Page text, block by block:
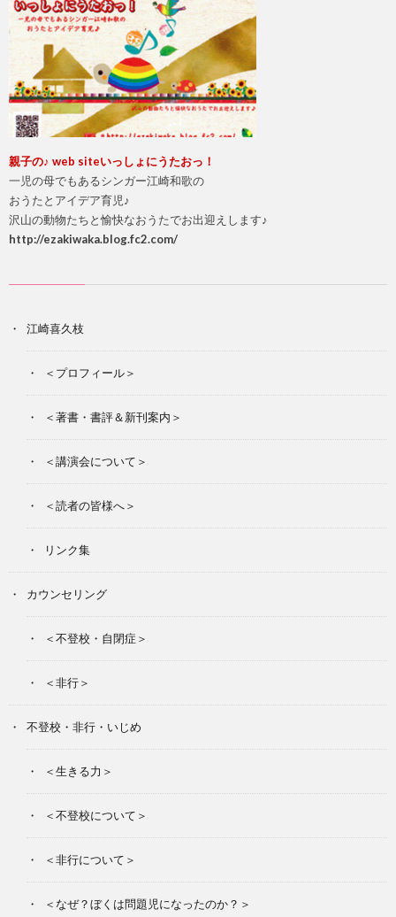
親子の♪ web siteいっしょにうたおっ！
一児の母でもあるシンガー江崎和歌の
おうたとアイデア育児♪
沢山の動物たちと愉快なおうたでお出迎えします♪
http://ezakiwaka.blog.fc2.com/
江崎喜久枝
＜プロフィール＞
＜著書・書評＆新刊案内＞
＜講演会について＞
＜読者の皆様へ＞
リンク集
カウンセリング
＜不登校・自閉症＞
＜非行＞
不登校・非行・いじめ
＜生きる力＞
＜不登校について＞
＜非行について＞
＜なぜ？ぼくは問題児になったのか？＞